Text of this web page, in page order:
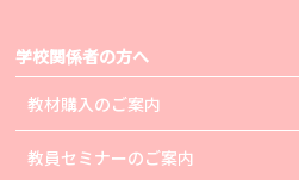
学校関係者の方へ
教材購入のご案内
教員セミナーのご案内